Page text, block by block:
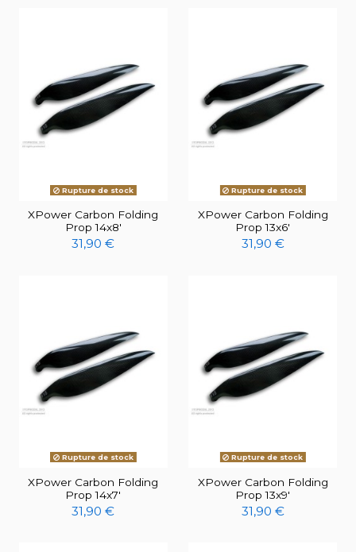
Rupture de stock
XPower Carbon Folding
Prop 14x8'
31,90 €
Rupture de stock
XPower Carbon Folding
Prop 13x6'
31,90 €
Rupture de stock
XPower Carbon Folding
Prop 14x7'
31,90 €
Rupture de stock
XPower Carbon Folding
Prop 13x9'
31,90 €